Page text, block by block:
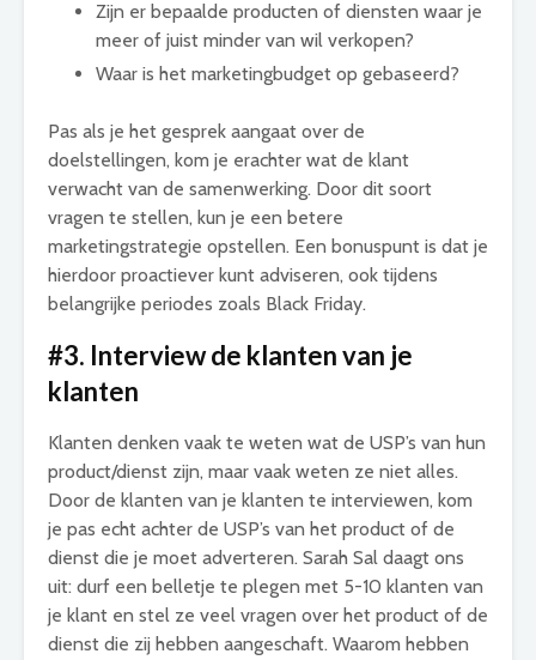
Zijn er bepaalde producten of diensten waar je
meer of juist minder van wil verkopen?
Waar is het marketingbudget op gebaseerd?
Pas als je het gesprek aangaat over de
doelstellingen, kom je erachter wat de klant
verwacht van de samenwerking. Door dit soort
vragen te stellen, kun je een betere
marketingstrategie opstellen. Een bonuspunt is dat je
hierdoor proactiever kunt adviseren, ook tijdens
belangrijke periodes zoals Black Friday.
#3. Interview de klanten van je
klanten
Klanten denken vaak te weten wat de USP’s van hun
product/dienst zijn, maar vaak weten ze niet alles.
Door de klanten van je klanten te interviewen, kom
je pas echt achter de USP’s van het product of de
dienst die je moet adverteren. Sarah Sal daagt ons
uit: durf een belletje te plegen met 5-10 klanten van
je klant en stel ze veel vragen over het product of de
dienst die zij hebben aangeschaft. Waarom hebben